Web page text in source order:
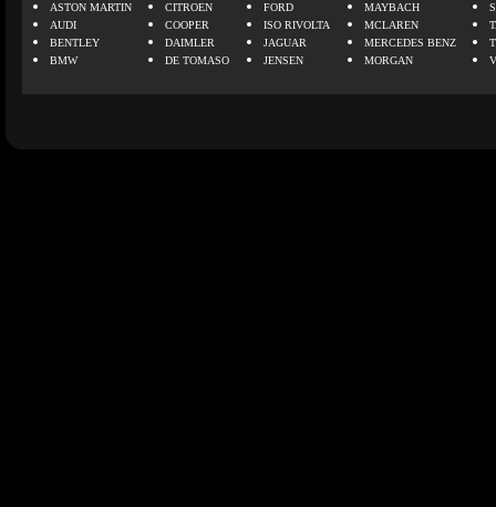
ASTON MARTIN
AUDI
BENTLEY
BMW
CITROEN
COOPER
DAIMLER
DE TOMASO
FORD
ISO RIVOLTA
JAGUAR
JENSEN
MAYBACH
MCLAREN
MERCEDES BENZ
MORGAN